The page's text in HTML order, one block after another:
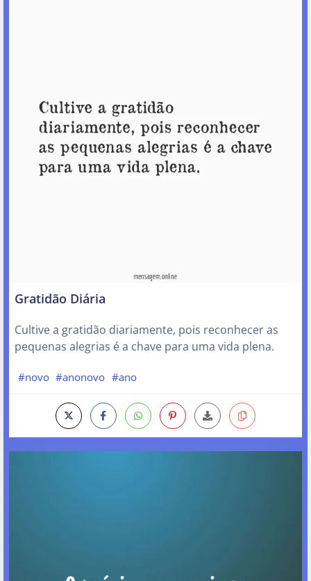
Gratidão Diária
Cultive a gratidão diariamente, pois reconhecer as
pequenas alegrias é a chave para uma vida plena.
#novo #anonovo #ano